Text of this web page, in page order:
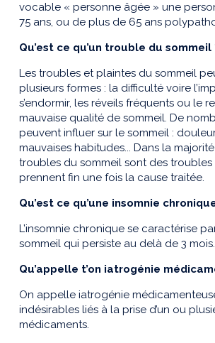
vocable « personne âgée » une
75 ans, ou de plus de 65 ans
Qu’est ce qu’un trouble du sommeil
Les troubles et plaintes du sommeil
plusieurs formes : la difficulté voire
s’endormir, les réveils fréquents ou le
mauvaise qualité de sommeil. De
peuvent influer sur le sommeil :
mauvaises habitudes... Dans la
troubles du sommeil sont des troubles
prennent fin une fois la cause traitée.
Qu’est ce qu’une insomnie
L’insomnie chronique se caractérise
sommeil qui persiste au delà de 3 mois.
Qu’appelle t’on iatrogénie
On appelle iatrogénie
indésirables liés à la prise d’un ou
médicaments.